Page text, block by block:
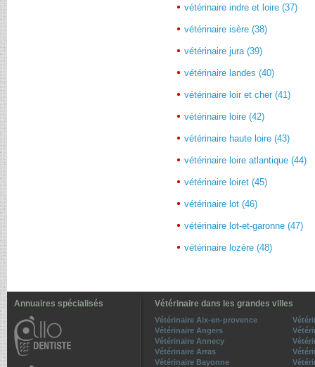
vétérinaire indre et loire (37)
vétérinaire isère (38)
vétérinaire jura (39)
vétérinaire landes (40)
vétérinaire loir et cher (41)
vétérinaire loire (42)
vétérinaire haute loire (43)
vétérinaire loire atlantique (44)
vétérinaire loiret (45)
vétérinaire lot (46)
vétérinaire lot-et-garonne (47)
vétérinaire lozère (48)
Annuaires spécialisés Vétérinaire dans les grandes villes
Vétérinaire Aix-en-provence
Vétérinaire Angers
Vétérinaire Annecy
Vétérinaire Arras
Vétérinaire Bayonne